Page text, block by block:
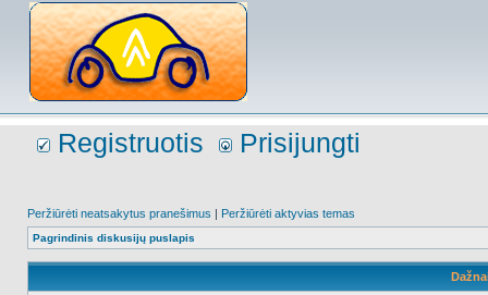
Registruotis Prisijungti
Peržiūrėti neatsakytus pranešimus | Peržiūrėti aktyvias temas
Pagrindinis diskusijų puslapis